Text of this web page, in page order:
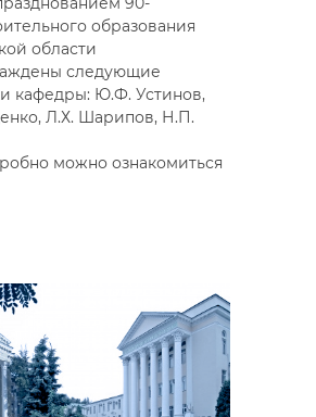
образования
области
следующие
кафедры: Ю.Ф. Устинов,
Л.Х. Шарипов, Н.П.
можно ознакомиться